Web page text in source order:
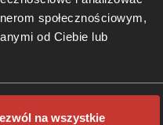
społecznościowym,
od Ciebie lub
na wszystkie